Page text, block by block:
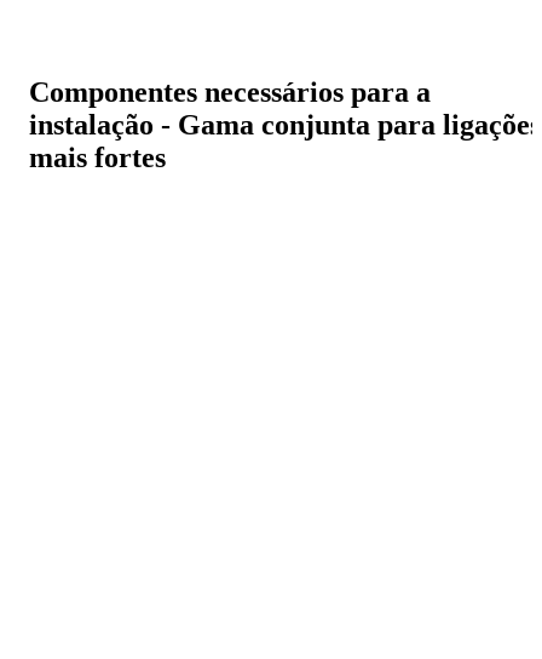
Componentes necessários para a
instalação - Gama conjunta para ligações
mais fortes